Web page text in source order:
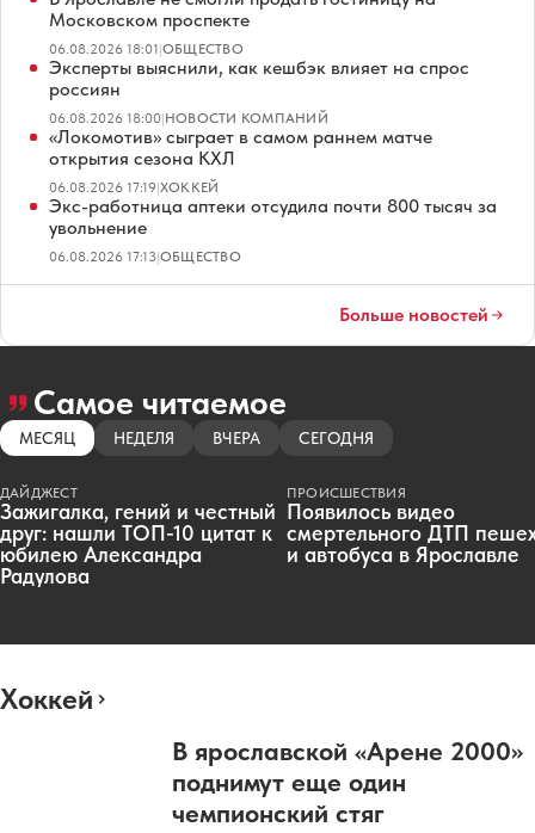
Московском проспекте
06.08.2026 18:01|ОБЩЕСТВО
Эксперты выяснили, как кешбэк влияет на спрос
россиян
06.08.2026 18:00|НОВОСТИ КОМПАНИЙ
«Локомотив» сыграет в самом раннем матче
открытия сезона КХЛ
06.08.2026 17:19|ХОККЕЙ
Экс-работница аптеки отсудила почти 800 тысяч за
увольнение
06.08.2026 17:13|ОБЩЕСТВО
Больше новостей
Самое читаемое
МЕСЯЦ НЕДЕЛЯ ВЧЕРА СЕГОДНЯ
ДАЙДЖЕСТ
Зажигалка, гений и честный
друг: нашли ТОП-10 цитат к
юбилею Александра
Радулова
ПРОИСШЕСТВИЯ
Появилось видео
смертельного ДТП
и автобуса в Ярославле
Хоккей
В ярославской «Арене 2000»
поднимут еще один
чемпионский стяг